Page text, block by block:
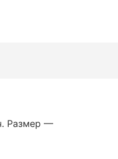
Размер —